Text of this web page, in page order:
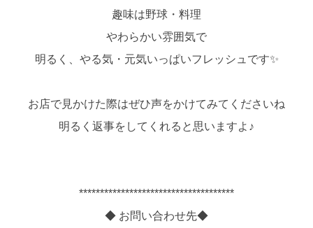
趣味は野球・料理
やわらかい雰囲気で
明るく、やる気・元気いっぱいフレッシュです✨
お店で見かけた際はぜひ声をかけてみてくださいね
明るく返事をしてくれると思いますよ♪
*************************************
◆ お問い合わせ先◆